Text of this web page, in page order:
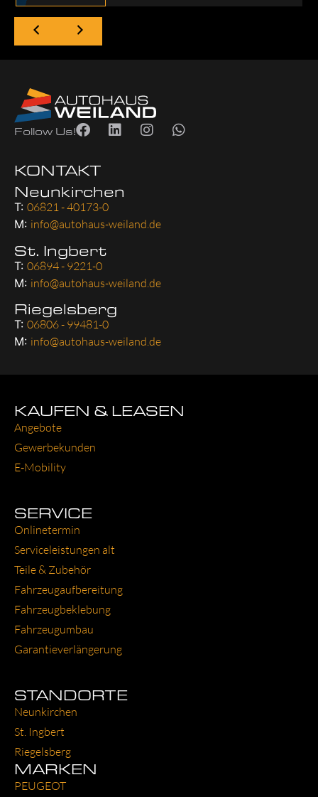
Follow Us!
KONTAKT
Neunkirchen
T: 06821 - 40173-0
M: info@autohaus-weiland.de
St. Ingbert
T: 06894 - 9221-0
M: info@autohaus-weiland.de
Riegelsberg
T: 06806 - 99481-0
M: info@autohaus-weiland.de
KAUFEN & LEASEN
Ange­bo­te
Gewer­be­kun­den
E‑Mobility
SERVICE
Online­ter­min
Ser­vice­leis­tun­gen alt
Tei­le & Zube­hör
Fahr­zeug­auf­be­rei­tung
Fahr­zeug­be­kle­bung
Fahr­zeug­um­bau
Garantie­verlängerung
STANDORTE
Neun­kir­chen
St. Ing­bert
Rie­gels­berg
MARKEN
PEU­GEOT